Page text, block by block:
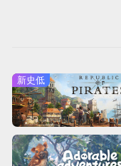
新史低